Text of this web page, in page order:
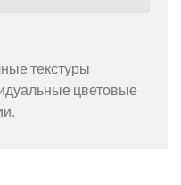
текстуры
цветовые